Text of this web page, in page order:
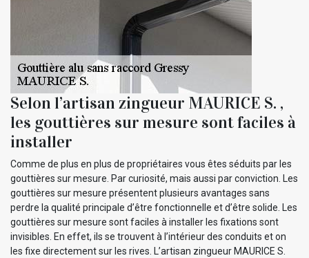
Selon l’artisan zingueur MAURICE S. ,
les gouttières sur mesure sont faciles à
installer
Comme de plus en plus de propriétaires vous êtes séduits par les
gouttières sur mesure. Par curiosité, mais aussi par conviction. Les
gouttières sur mesure présentent plusieurs avantages sans
perdre la qualité principale d’être fonctionnelle et d’être solide. Les
gouttières sur mesure sont faciles à installer les fixations sont
invisibles. En effet, ils se trouvent à l’intérieur des conduits et on
les fixe directement sur les rives. L’artisan zingueur MAURICE S.